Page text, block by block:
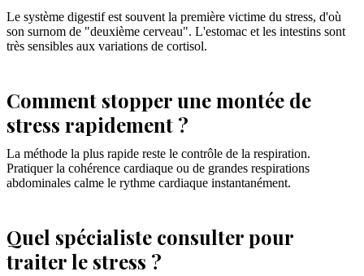
Le système digestif est souvent la première victime du stress, d'où
son surnom de "deuxième cerveau". L'estomac et les intestins sont
très sensibles aux variations de cortisol.
Comment stopper une montée de
stress rapidement ?
La méthode la plus rapide reste le contrôle de la respiration.
Pratiquer la cohérence cardiaque ou de grandes respirations
abdominales calme le rythme cardiaque instantanément.
Quel spécialiste consulter pour
traiter le stress ?